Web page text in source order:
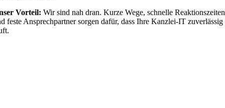
Vorteil:Wir sind nah dran. Kurze Wege, schnelle Reaktionszeiten
feste Ansprechpartner sorgen dafür, dass Ihre Kanzlei-IT zuverlässig